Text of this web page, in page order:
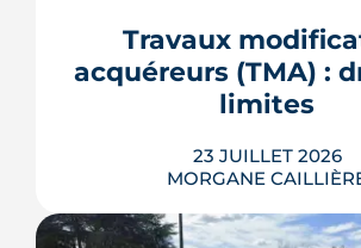
contraintes d'urbanisme : ce
les données officielles avant
un projet d'achat.
LIRE L'ARTICLE
Travaux
acquéreurs (TMA) :
limites
23 JUILLET 2026
MORGANE